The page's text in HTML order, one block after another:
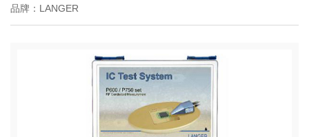
品牌：LANGER